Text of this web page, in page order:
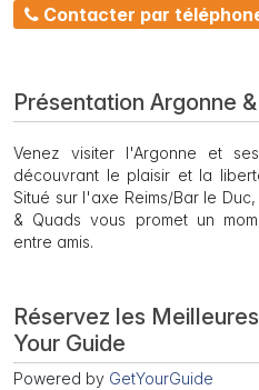
Contacter par
Présentation Argonne
Venez visiter l'Argonne et
découvrant le plaisir et la
Situé sur l'axe Reims/Bar le
& Quads vous promet un
entre amis.
Réservez les
Your Guide
Powered by GetYourGuide